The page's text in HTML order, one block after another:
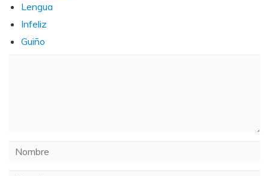
Lengua
Infeliz
Guiño